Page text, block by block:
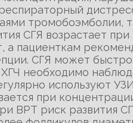
тромобоэмболии,
СГЯ возрастает
а пациенткам
СГЯ может
ХГЧ необходимо
используют
при
ВРТ риск развития